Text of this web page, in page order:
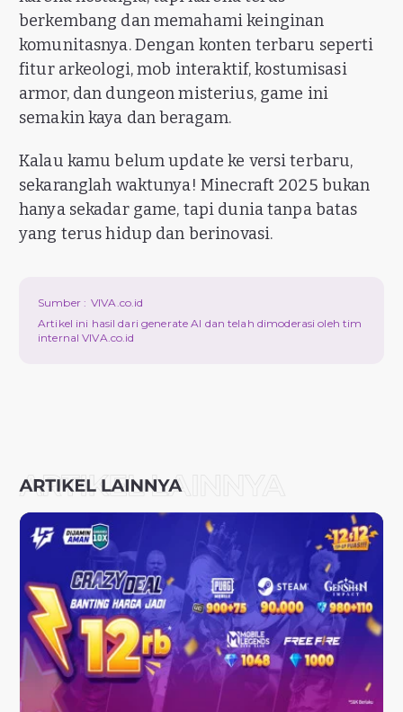
berkembang dan memahami keinginan
komunitasnya. Dengan konten terbaru seperti
fitur arkeologi, mob interaktif, kostumisasi
armor, dan dungeon misterius, game ini
semakin kaya dan beragam.
Kalau kamu belum update ke versi terbaru,
sekaranglah waktunya! Minecraft 2025 bukan
hanya sekadar game, tapi dunia tanpa batas
yang terus hidup dan berinovasi.
Sumber : VIVA.co.id
Artikel ini hasil dari generate AI dan telah dimoderasi oleh tim
internal VIVA.co.id